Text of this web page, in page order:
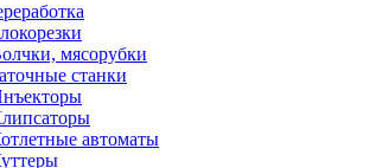
мясорубки
станки
автоматы